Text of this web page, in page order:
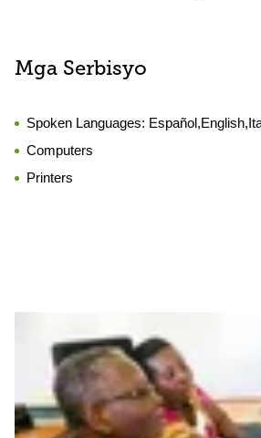
Mga Serbisyo
Spoken Languages:
Computers
Printers